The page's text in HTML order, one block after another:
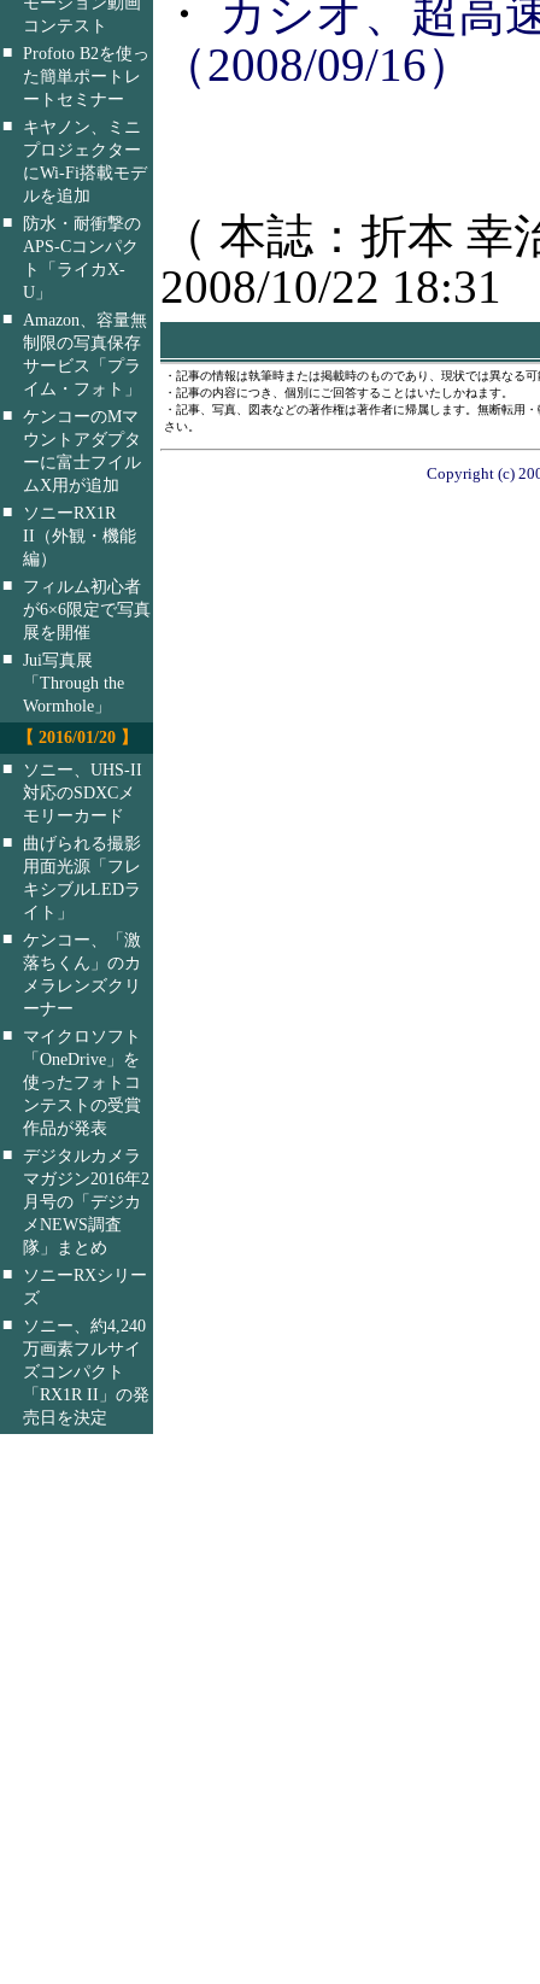
コンテスト
■ Profoto B2を使っ
た簡単ポートレ
ートセミナー
■
キヤノン、ミニ
プロジェクター
にWi-Fi搭載モデ
ルを追加
■
防水・耐衝撃の
APS-Cコンパク
ト「ライカX-
U」
■
Amazon、容量無
制限の写真保存
サービス「プラ
イム・フォト」
■ ケンコーのMマ
ウントアダプタ
ーに富士フイル
ムX用が追加
■
ソニーRX1R
II（外観・機能
編）
■
フィルム初心者
が6×6限定で写真
展を開催
■ Jui写真展
「Through the
Wormhole」
【 2016/01/20 】
■
ソニー、UHS-II
対応のSDXCメ
モリーカード
■
曲げられる撮影
用面光源「フレ
キシブルLEDラ
イト」
■ ケンコー、「激
落ちくん」のカ
メラレンズクリ
ーナー
■
マイクロソフト
「OneDrive」を
使ったフォトコ
ンテストの受賞
作品が発表
■ デジタルカメラ
マガジン2016年2
月号の「デジカ
メNEWS調査
隊」まとめ
■
ソニーRXシリー
ズ
■
ソニー、約4,240
万画素フルサイ
ズコンパクト
「RX1R II」の発
売日を決定
・
カシオ、超高
（2008/09/16）
（ 本誌：折本 幸
2008/10/22 18:31
・記事の情報は執筆時または掲載時のものであり、現状では異なる
・記事の内容につき、個別にご回答することはいたしかねます。
・記事、写真、図表などの著作権は著作者に帰属します。無断転用
さい。
Copyright (c)